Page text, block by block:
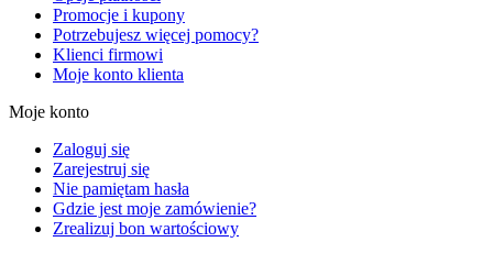
Promocje i kupony
Potrzebujesz więcej pomocy?
Klienci firmowi
Moje konto klienta
Moje konto
Zaloguj się
Zarejestruj się
Nie pamiętam hasła
Gdzie jest moje zamówienie?
Zrealizuj bon wartościowy